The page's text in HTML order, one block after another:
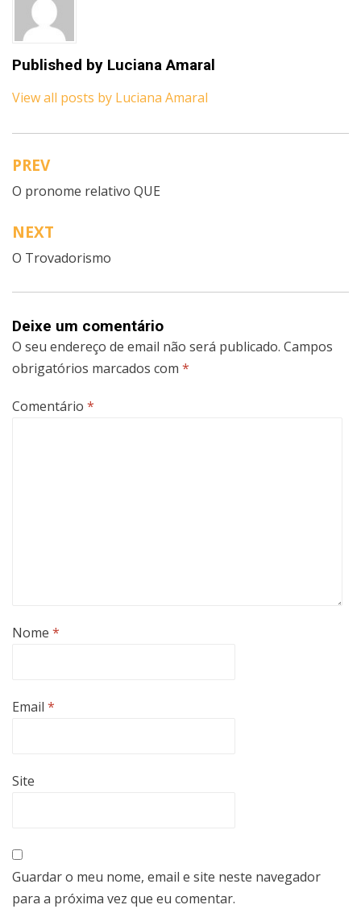
Published by Luciana Amaral
View all posts by Luciana Amaral
Navegação
de
artigos
PREV
O pronome relativo QUE
NEXT
O Trovadorismo
Deixe um comentário
O seu endereço de email não será publicado. Campos
obrigatórios marcados com *
Comentário *
Nome *
Email *
Site
Guardar o meu nome, email e site neste navegador
para a próxima vez que eu comentar.